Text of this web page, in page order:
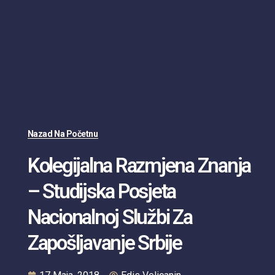
Nazad Na Početnu
Kolegijalna Razmjena Znanja
– Studijska Posjeta
Nacionalnoj Službi Za
Zapošljavanje Srbije